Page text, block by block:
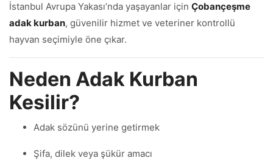
İstanbul Avrupa Yakası’nda yaşayanlar için Çobançeşme
adak kurban, güvenilir hizmet ve veteriner kontrollü
hayvan seçimiyle öne çıkar.
Neden Adak Kurban
Kesilir?
Adak sözünü yerine getirmek
Şifa, dilek veya şükür amacı